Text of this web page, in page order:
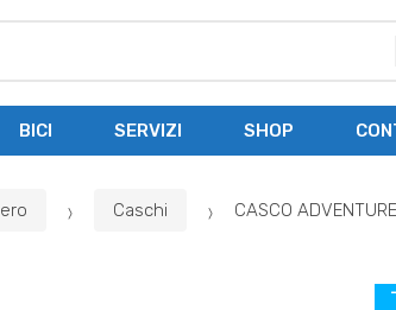
BICI SERVIZI SHOP
Caschi CASCO